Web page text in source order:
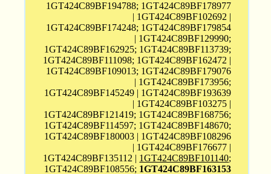
1GT424C89BF194788; 1GT424C89BF178977
| 1GT424C89BF102692 |
1GT424C89BF174248; 1GT424C89BF179854
| 1GT424C89BF129990;
1GT424C89BF162925; 1GT424C89BF113739;
1GT424C89BF111098; 1GT424C89BF162472 |
1GT424C89BF109013; 1GT424C89BF179076
| 1GT424C89BF173956;
1GT424C89BF145249 | 1GT424C89BF193639
| 1GT424C89BF103275 |
1GT424C89BF121419; 1GT424C89BF168756;
1GT424C89BF114597; 1GT424C89BF148670;
1GT424C89BF180003 | 1GT424C89BF108296
| 1GT424C89BF176677 |
1GT424C89BF135112 | 1GT424C89BF101140;
1GT424C89BF108556; 1GT424C89BF163153